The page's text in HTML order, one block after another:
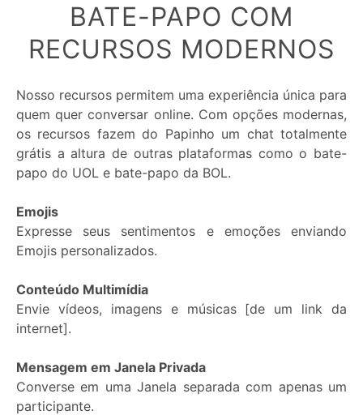
Privadas
e
de
Privada:
Bloquear
BATE-PAPO COM
RECURSOS MODERNOS
Nosso recursos permitem uma experiência única para
quem quer conversar online. Com opções modernas,
os recursos fazem do Papinho um chat totalmente
grátis a altura de outras plataformas como o bate-
papo do UOL e bate-papo da BOL.
Emojis
Expresse seus sentimentos e emoções enviando
Emojis personalizados.
Conteúdo Multimídia
Envie vídeos, imagens e músicas [de um link da
internet].
Mensagem em Janela Privada
Converse em uma Janela separada com apenas um
participante.